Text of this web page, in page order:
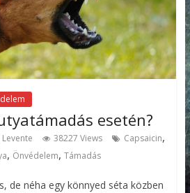
esetén?
Levente 38227 Views Capsaicin,
, Önvédelem, Támadás
de néha egy könnyed séta közben